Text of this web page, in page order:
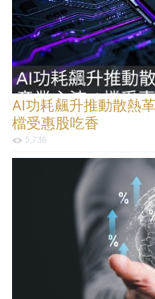
AI功耗飆升推動散熱
檔受惠股吃香
5,736